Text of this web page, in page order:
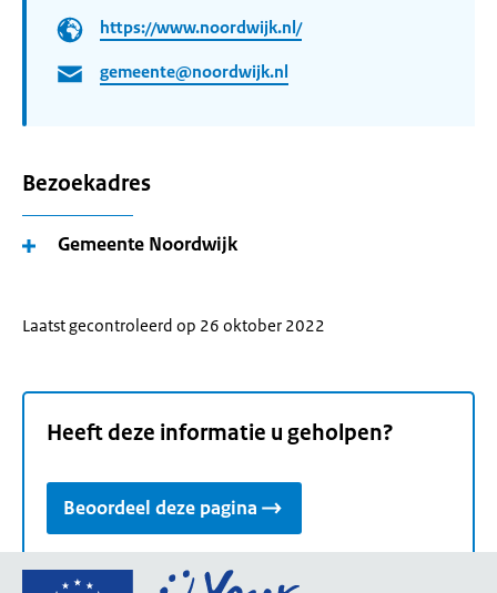
https://www.noordwijk.nl/
gemeente@noordwijk.nl
Bezoekadres
Gemeente Noordwijk
Laatst gecontroleerd op 26 oktober 2022
Heeft deze informatie u geholpen?
Beoordeel deze pagina
Ga